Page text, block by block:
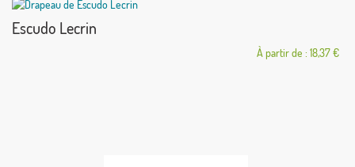
Escudo Lecrin
À partir de : 18,37 €